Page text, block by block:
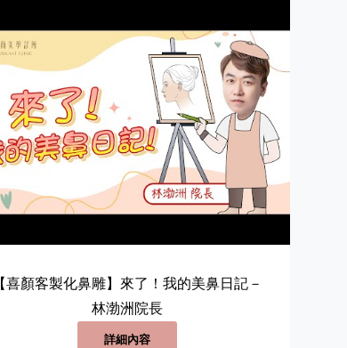
【喜顏客製化鼻雕】來了！我的美鼻日記－
林渤洲院長
詳細內容